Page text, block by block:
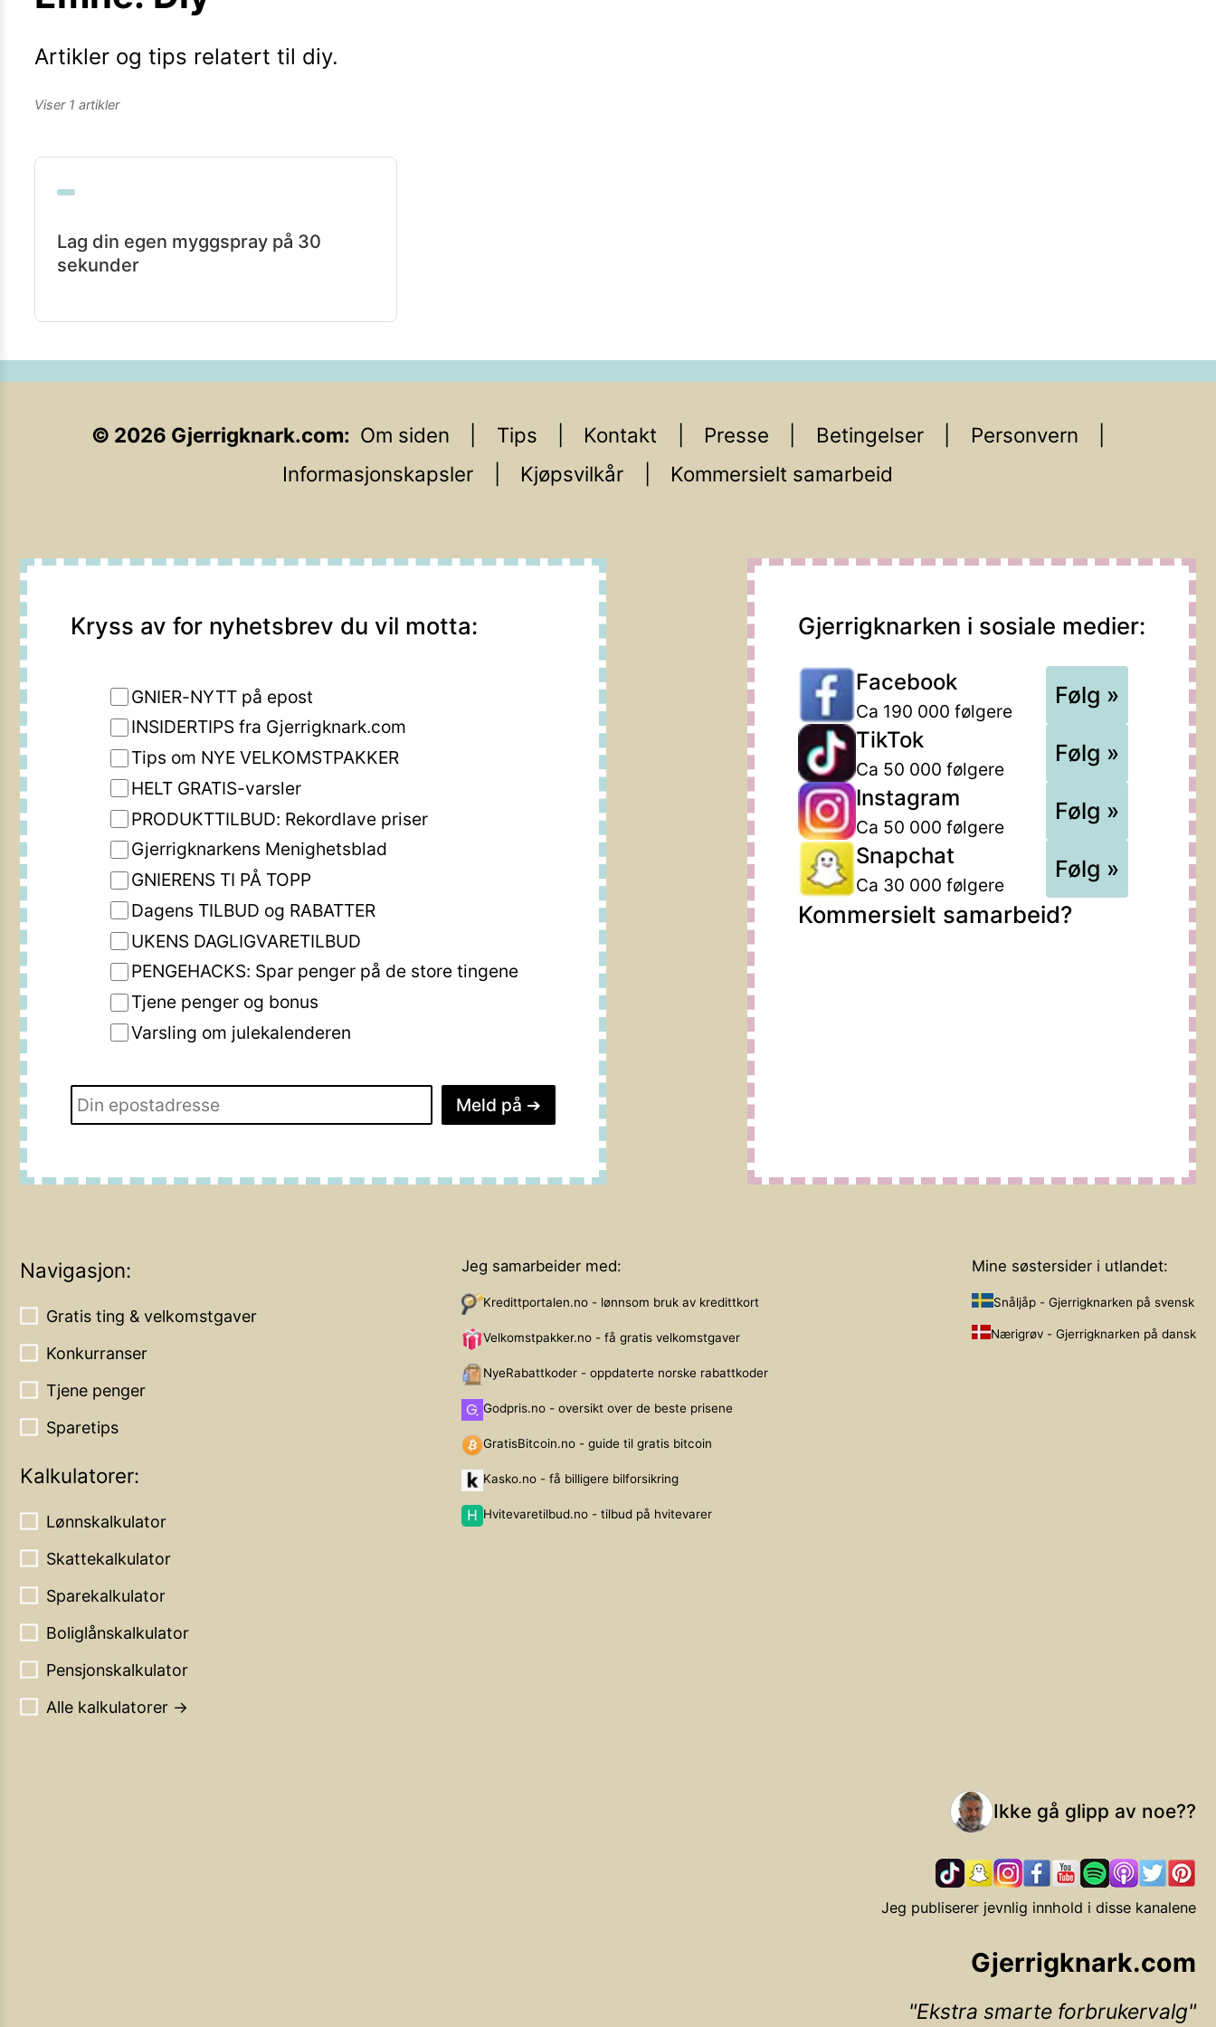
Kamera
Velg bilde
Vil du være med i tipsekonkurransen kan du oppgi kontaktdetaljer i neste steg.
Artikler og tips relatert til diy.
Viser 1 artikler
Lag din egen myggspray på 30
sekunder
© 2026 Gjerrigknark.com Om siden Tips Kontakt Presse Betingelser
Personvern
Informasjonskapsler
Kjøpsvilkår Kommersielt samarbeid
Kryss av for nyhetsbrev du vil motta:
GNIER-NYTT på epost
INSIDERTIPS fra Gjerrigknark.com
Tips om NYE VELKOMSTPAKKER
HELT GRATIS-varsler
PRODUKTTILBUD: Rekordlave priser
Gjerrigknarkens Menighetsblad
GNIERENS TI PÅ TOPP
Dagens TILBUD og RABATTER
UKENS DAGLIGVARETILBUD
PENGEHACKS: Spar penger på de store tingene
Tjene penger og bonus
Varsling om julekalenderen
Meld på ➔
Gjerrigknarken i sosiale medier:
Facebook
Ca 190 000 følgere
Følg »
TikTok
Ca 50 000 følgere
Følg »
Instagram
Ca 50 000 følgere
Følg »
Snapchat
Ca 30 000 følgere
Følg »
Kommersielt samarbeid?
Navigasjon:
Gratis ting & velkomstgaver
Konkurranser
Tjene penger
Sparetips
Kalkulatorer:
Lønnskalkulator
Skattekalkulator
Sparekalkulator
Boliglånskalkulator
Pensjonskalkulator
Alle kalkulatorer →
Jeg samarbeider med:
Kredittportalen.no - lønnsom bruk av kredittkort
Velkomstpakker.no - få gratis velkomstgaver
NyeRabattkoder - oppdaterte norske rabattkoder
Godpris.no - oversikt over de beste prisene
GratisBitcoin.no - guide til gratis bitcoin
Kasko.no - få billigere bilforsikring
Hvitevaretilbud.no - tilbud på hvitevarer
Mine søstersider i utlandet:
Snåljåp - Gjerrigknarken på svensk
Nærigrøv - Gjerrigknarken på dansk
Ikke gå glipp av noe??
Jeg publiserer jevnlig innhold i disse kanalene
Gjerrigknark.com
Ekstra smarte forbrukervalg